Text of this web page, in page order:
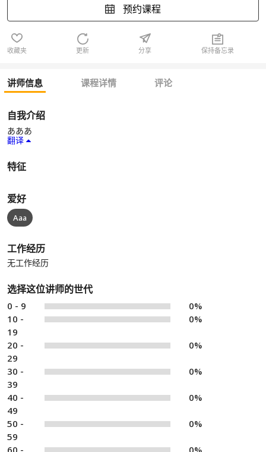
预约课程
收藏夹 更新 分享 保持备忘录
讲师信息 课程详情 评论
自我介绍
あああ
翻译
特征
爱好
Aaa
工作经历
无工作经历
选择这位讲师的世代
0 - 9
0%
10 -
19
0%
20 -
29
0%
30 -
39
0%
40 -
49
0%
50 -
59
0%
60 - 0%